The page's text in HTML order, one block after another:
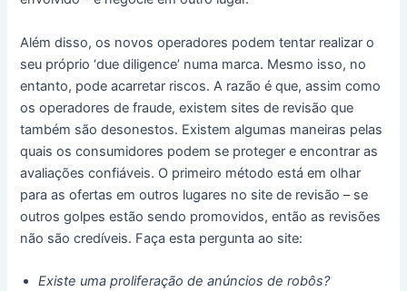
Além disso, os novos operadores podem tentar realizar o
seu próprio ‘due diligence’ numa marca. Mesmo isso, no
entanto, pode acarretar riscos. A razão é que, assim como
os operadores de fraude, existem sites de revisão que
também são desonestos. Existem algumas maneiras pelas
quais os consumidores podem se proteger e encontrar as
avaliações confiáveis. O primeiro método está em olhar
para as ofertas em outros lugares no site de revisão – se
outros golpes estão sendo promovidos, então as revisões
não são credíveis. Faça esta pergunta ao site:
Existe uma proliferação de anúncios de robôs?